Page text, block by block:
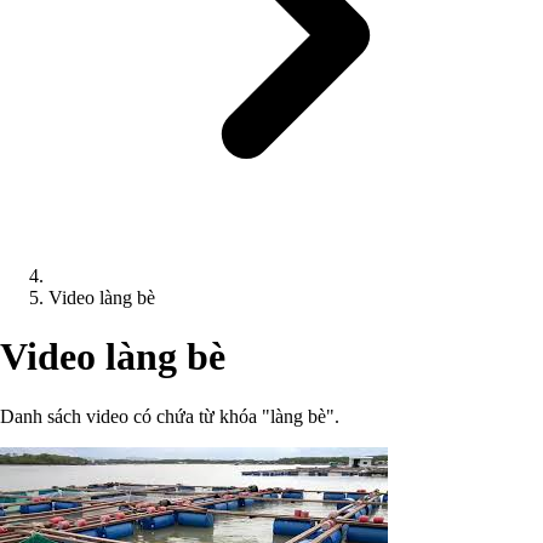
Video làng bè
Video làng bè
Danh sách video có chứa từ khóa "làng bè".